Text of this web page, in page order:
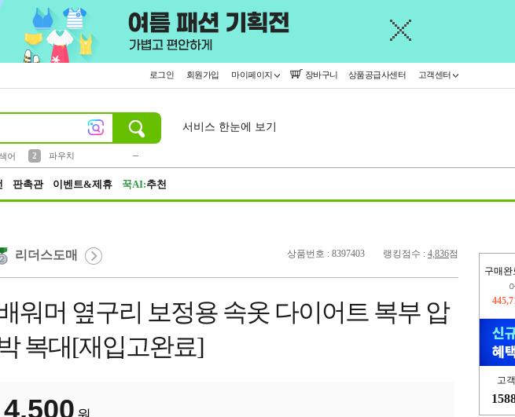
로그인 회원가입 마이페이지 장바구니 상품공급사센터 고객센터
어
2
파우치
서비스 한눈에 보기
판촉관 이벤트&제휴 꾹AI:추천
구매완
오
고
상품번호 : 8397403 랭킹점수 : 4,836점
리더스도매
워머 옆구리 보정용 속옷 다이어트 복부 압
복대[재입고완료]
4,500